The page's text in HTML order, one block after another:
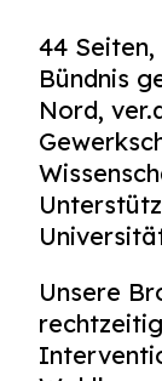
44
Bündnis
Nord,
Unsere